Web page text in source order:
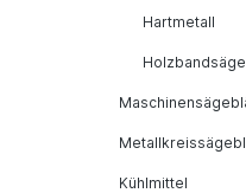
Hartmetall
Kühlmittel